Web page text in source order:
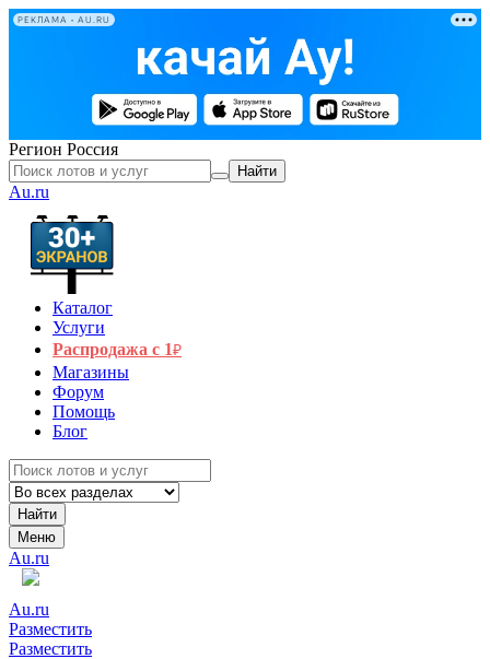
РЕКЛАМА • AU.RU
Регион Россия
Найти
Au.ru
Каталог
Услуги
Распродажа с 1₽
Магазины
Форум
Помощь
Блог
Найти
Меню
Au.ru
Au.ru
Разместить
Разместить